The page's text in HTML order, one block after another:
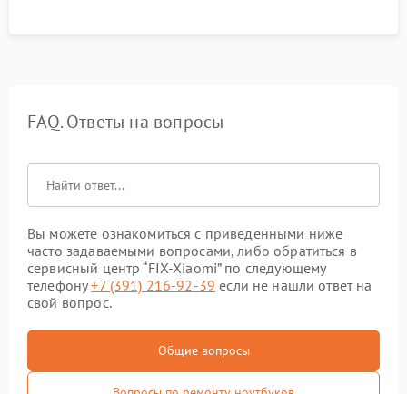
FAQ. Ответы на вопросы
Вы можете ознакомиться с приведенными ниже
часто задаваемыми вопросами, либо обратиться в
сервисный центр “FIX-Xiaomi” по следующему
телефону+7 (391) 216-92-39 если не нашли ответ на
свой вопрос.
Общие вопросы